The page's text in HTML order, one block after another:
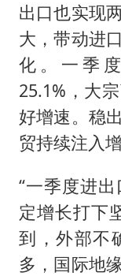
出口也实现
大，带动进
化。一季
25.1%，大
好增速。稳
贸持续注入
“一季度进
定增长打下
到，外部不
多，国际地